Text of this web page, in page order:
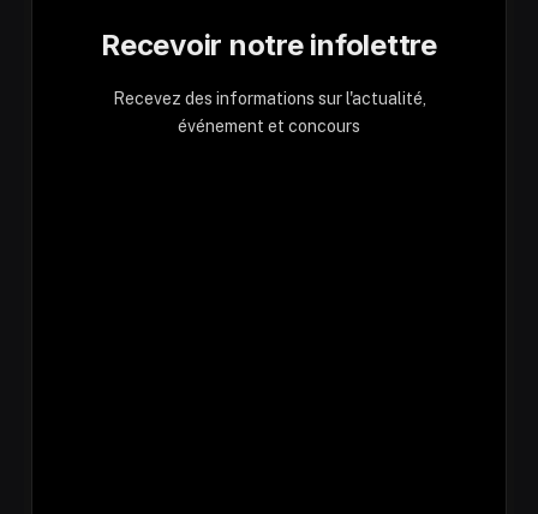
Recevoir notre infolettre
Recevez des informations sur l'actualité,
événement et concours